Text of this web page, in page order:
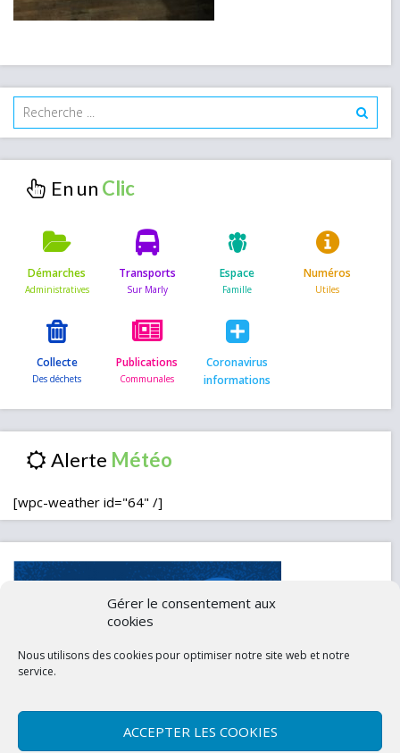
Gérer le consentement aux
cookies
Nous utilisons des cookies pour optimiser notre site web et notre
service.
ACCEPTER LES COOKIES
En un
Démarches Transports Espace Numéros
Collecte Publications
Coronavirus
informations
Alerte
[wpc-weather id="64" /]